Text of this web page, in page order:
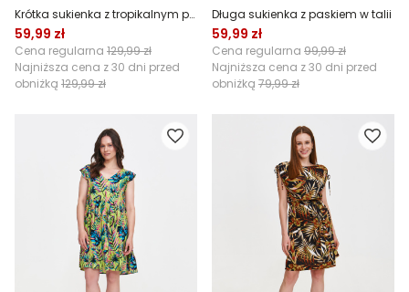
Krótka sukienka z tropikalnym printem
59,99 zł
Cena regularna 129,99 zł
Najniższa cena z 30 dni przed
obniżką 129,99 zł
Długa sukienka z paskiem w talii
59,99 zł
Cena regularna 99,99 zł
Najniższa cena z 30 dni przed
obniżką 79,99 zł